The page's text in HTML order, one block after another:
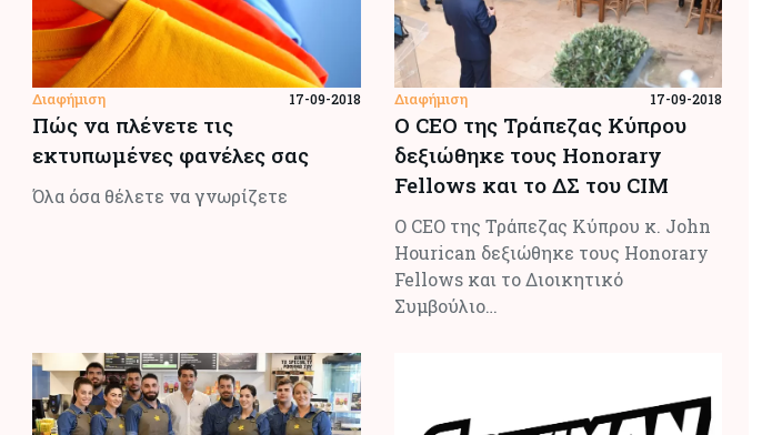
Διαφήμιση 17-09-2018
Πώς να πλένετε τις
εκτυπωμένες φανέλες σας
Όλα όσα θέλετε να γνωρίζετε
Διαφήμιση 17-09-2018
Ο CEO της Τράπεζας Κύπρου
δεξιώθηκε τους Honorary
Fellows και το ΔΣ του CIM
Ο CEO της Τράπεζας Κύπρου κ. John
Hourican δεξιώθηκε τους Honorary
Fellows και το Διοικητικό
Συμβούλιο…